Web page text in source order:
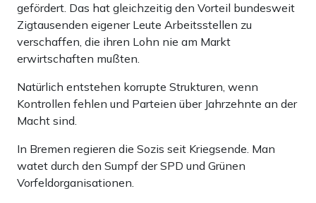
gefördert. Das hat gleichzeitig den Vorteil bundesweit
Zigtausenden eigener Leute Arbeitsstellen zu
verschaffen, die ihren Lohn nie am Markt
erwirtschaften mußten.
Natürlich entstehen korrupte Strukturen, wenn
Kontrollen fehlen und Parteien über Jahrzehnte an der
Macht sind.
In Bremen regieren die Sozis seit Kriegsende. Man
watet durch den Sumpf der SPD und Grünen
Vorfeldorganisationen.